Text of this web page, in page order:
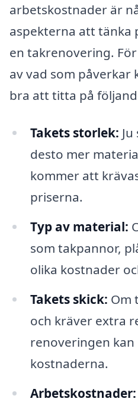
arbetskostnader är
aspekterna att tänka
en takrenovering.
av vad som påverkar
bra att titta på
Takets storlek:
desto mer
kommer att
priserna.
Typ av material:
som takpannor,
olika kostnader
Takets skick: Om
och kräver extra
renoveringen
kostnaderna.
Arbetskostnader: